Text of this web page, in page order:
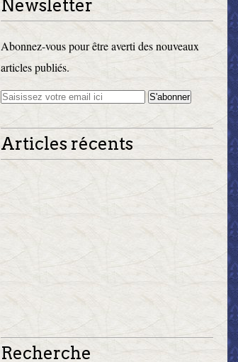
Newsletter
Abonnez-vous pour être averti des nouveaux
articles publiés.
Articles récents
Recherche